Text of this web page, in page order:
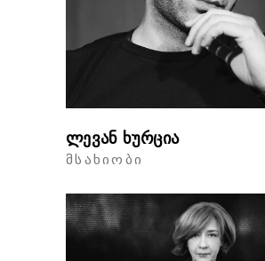
ლევან ხურცია
ᲛᲡᲐᲮᲘᲝᲑᲘ